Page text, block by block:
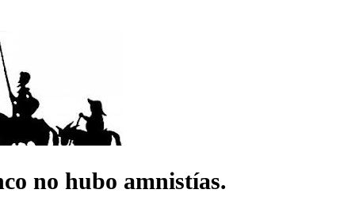
no hubo amnistías.